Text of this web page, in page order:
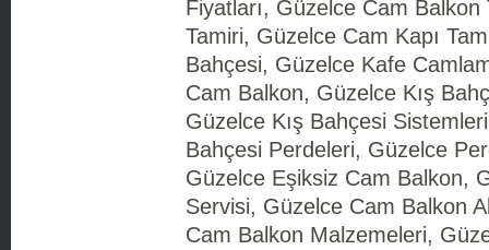
Fiyatları, Güzelce Cam
Tamiri, Güzelce Cam Kapı
Bahçesi, Güzelce Kafe
Cam Balkon, Güzelce Kış
Güzelce Kış Bahçesi
Bahçesi Perdeleri, Güzelce
Güzelce Eşiksiz Cam Balkon,
Servisi, Güzelce Cam Balkon
Cam Balkon Malzemeleri,